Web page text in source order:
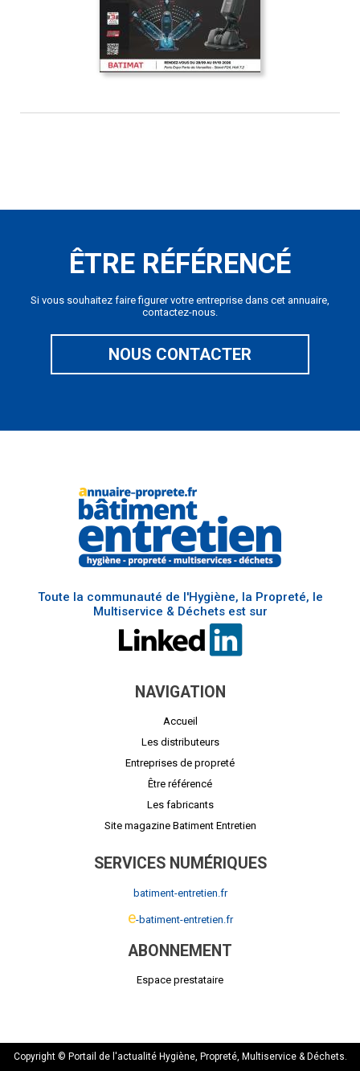
ÊTRE RÉFÉRENCÉ
Si vous souhaitez faire figurer votre entreprise dans cet annuaire,
contactez-nous.
NOUS CONTACTER
Toute la communauté de l'Hygiène, la Propreté, le
Multiservice & Déchets est sur
NAVIGATION
Accueil
Les distributeurs
Entreprises de propreté
Être référencé
Les fabricants
Site magazine Batiment Entretien
SERVICES NUMÉRIQUES
batiment-entretien.fr
e-batiment-entretien.fr
ABONNEMENT
Espace prestataire
Copyright © Portail de l'actualité Hygiène, Propreté, Multiservice & Déchets.